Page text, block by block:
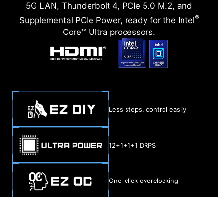
5G LAN, Thunderbolt 4, PCIe 5.0 M.2, and
Supplemental PCIe Power, ready for the Intel®
Core™ Ultra processors.
Less steps, control easily
12+1+1+1 DRPS
One-click overclocking